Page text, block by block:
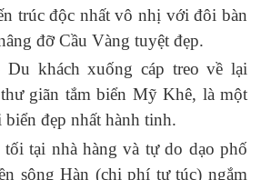
trúc độc nhất vô nhị với đôi bàn
đỡ Cầu Vàng tuyệt đẹp.
khách xuống cáp treo về lại
giãn tắm biển Mỹ Khê, là một
đẹp nhất hành tinh.
tại nhà hàng và tự do dạo phố
sông Hàn (chi phí tự túc) ngắm